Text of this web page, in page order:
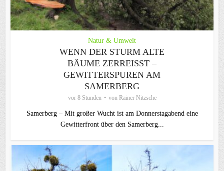
Natur & Umwelt
WENN DER STURM ALTE
BÄUME ZERREISST – G
EWITTERSPUREN AM S
AMERBERG
vor 8 Stunden von Rainer Nitzsche
Samerberg – Mit großer Wucht ist am Donnerstagabend eine
Gewitterfront über den Samerberg...